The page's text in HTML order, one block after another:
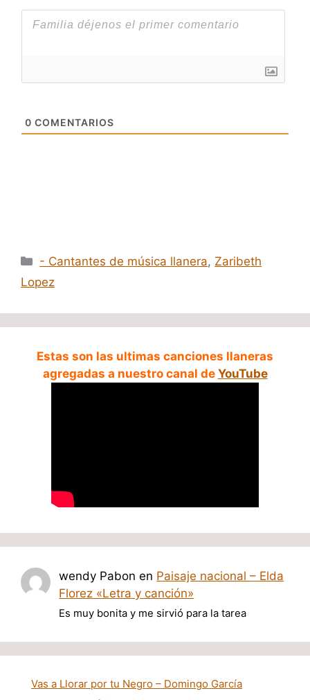
0 COMENTARIOS
Categorías
- Cantantes de música llanera, Zaribeth
Lopez
Estas son las ultimas canciones llaneras
agregadas a nuestro canal de YouTube
wendy Pabon en Paisaje nacional – Elda
Florez «Letra y canción»
Es muy bonita y me sirvió para la tarea
Vas a Llorar por tu Negro – Domingo García